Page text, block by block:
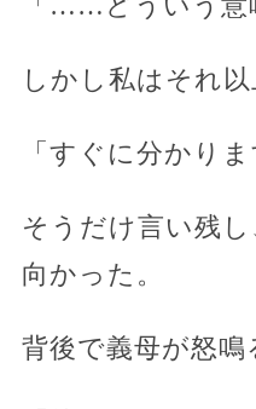
しかし私はそれ以
「すぐに分かりま
そうだけ言い残
向かった。
背後で義母が怒鳴